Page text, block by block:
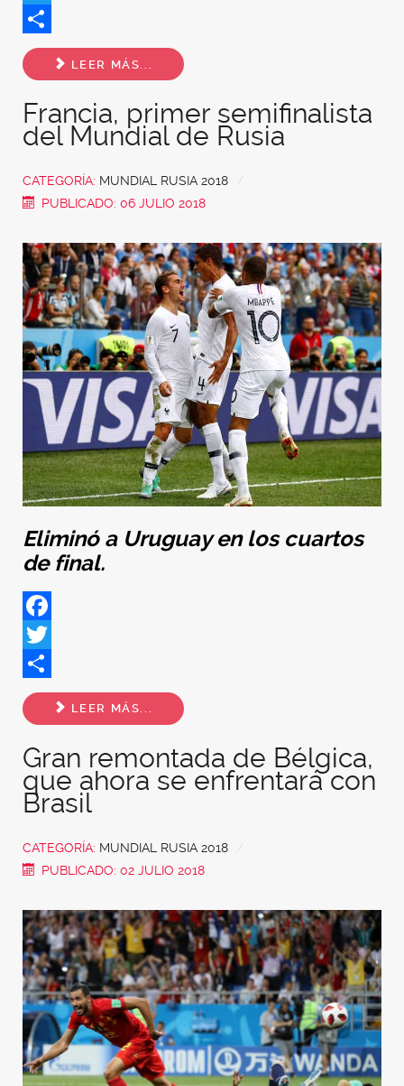
Twitter
Share
LEER MÁS...
Francia, primer semifinalista
del Mundial de Rusia
CATEGORÍA: MUNDIAL RUSIA 2018
PUBLICADO: 06 JULIO 2018
Eliminó a Uruguay en los cuartos
de final.
Facebook
Twitter
Share
LEER MÁS...
Gran remontada de Bélgica,
que ahora se enfrentará con
Brasil
CATEGORÍA: MUNDIAL RUSIA 2018
PUBLICADO: 02 JULIO 2018